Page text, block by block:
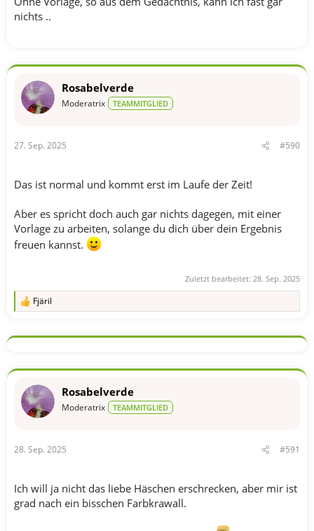
nichts ..
Rosabelverde
Moderatrix TEAMMITGLIED
27. Sep. 2025 #590
Das ist normal und kommt erst im Laufe der Zeit!
Aber es spricht doch auch gar nichts dagegen, mit einer
Vorlage zu arbeiten, solange du dich über dein Ergebnis
freuen kannst.
Zuletzt bearbeitet: 28. Sep. 2025
R
k
o
e
n
Fjäril
Rosabelverde
Moderatrix TEAMMITGLIED
28. Sep. 2025 #591
Ich will ja nicht das liebe Häschen erschrecken, aber mir ist
grad nach ein bisschen Farbkrawall.